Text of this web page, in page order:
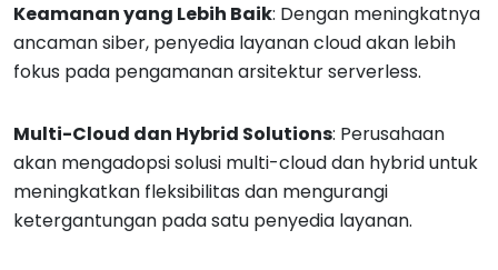
Keamanan yang Lebih Baik: Dengan meningkatnya
ancaman siber, penyedia layanan cloud akan lebih
fokus pada pengamanan arsitektur serverless.
Multi-Cloud dan Hybrid Solutions: Perusahaan
akan mengadopsi solusi multi-cloud dan hybrid untuk
meningkatkan fleksibilitas dan mengurangi
ketergantungan pada satu penyedia layanan.